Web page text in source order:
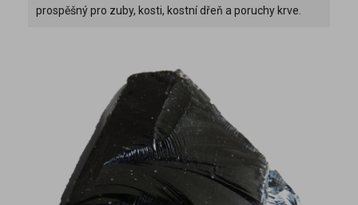
prospěšný pro zuby, kosti, kostní dřeň a poruchy krve.